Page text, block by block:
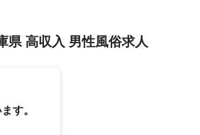
県 高収入 男性風俗求人
す。